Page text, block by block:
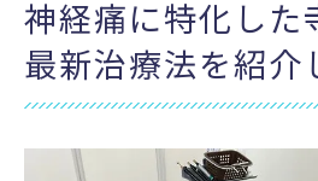
甲賀市と伊賀市の患者様必
痛治療
地域密着型の整骨院の
甲賀市・伊賀市の神経
神経痛に特化した
最新治療法を紹介